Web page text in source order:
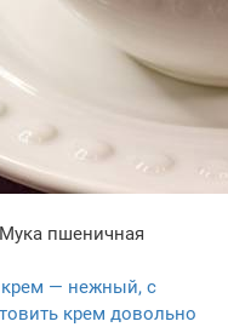
Мука пшеничная
крем — нежный, с
крем довольно